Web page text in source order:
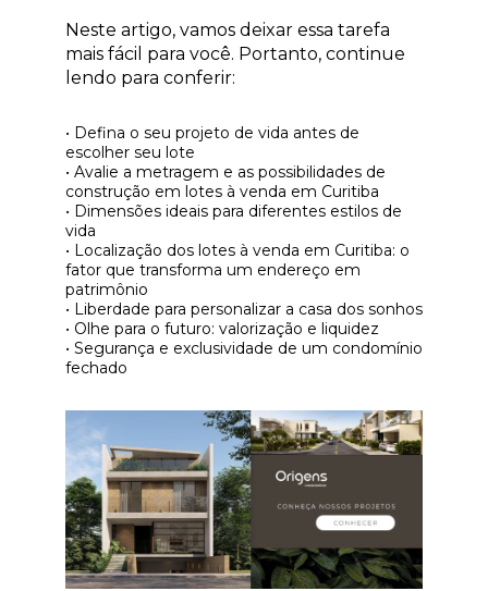
Neste artigo, vamos deixar essa tarefa
mais fácil para você. Portanto, continue
lendo para conferir:
• Defina o seu projeto de vida antes de
escolher seu lote
• Avalie a metragem e as possibilidades de
construção em lotes à venda em Curitiba
• Dimensões ideais para diferentes estilos de
vida
• Localização dos lotes à venda em Curitiba: o
fator que transforma um endereço em
patrimônio
• Liberdade para personalizar a casa dos sonhos
• Olhe para o futuro: valorização e liquidez
• Segurança e exclusividade de um condomínio
fechado